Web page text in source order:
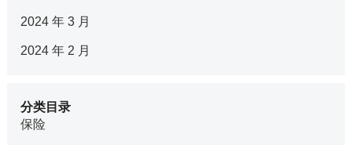
2024 年 3 月
2024 年 2 月
分类目录
保险